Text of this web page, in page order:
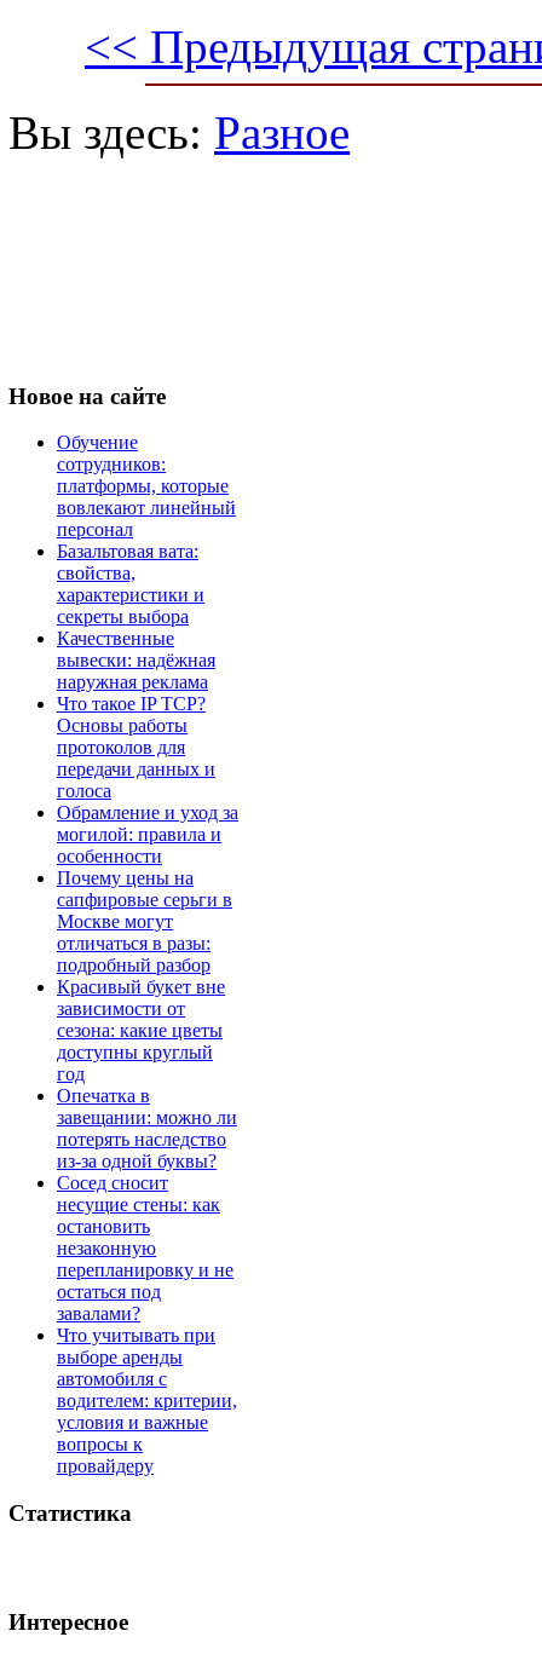
<< Предыдущая
Вы здесь: Разное
Новое на сайте
Обучение
сотрудников:
платформы, которые
вовлекают линейный
персонал
Базальтовая вата:
свойства,
характеристики и
секреты выбора
Качественные
вывески: надёжная
наружная реклама
Что такое IP TCP?
Основы работы
протоколов для
передачи данных и
голоса
Обрамление и уход за
могилой: правила и
особенности
Почему цены на
сапфировые серьги в
Москве могут
отличаться в разы:
подробный разбор
Красивый букет вне
зависимости от
сезона: какие цветы
доступны круглый
год
Опечатка в
завещании: можно ли
потерять наследство
из-за одной буквы?
Сосед сносит
несущие стены: как
остановить
незаконную
перепланировку и не
остаться под
завалами?
Что учитывать при
выборе аренды
автомобиля с
водителем: критерии,
условия и важные
вопросы к
провайдеру
Статистика
Интересное